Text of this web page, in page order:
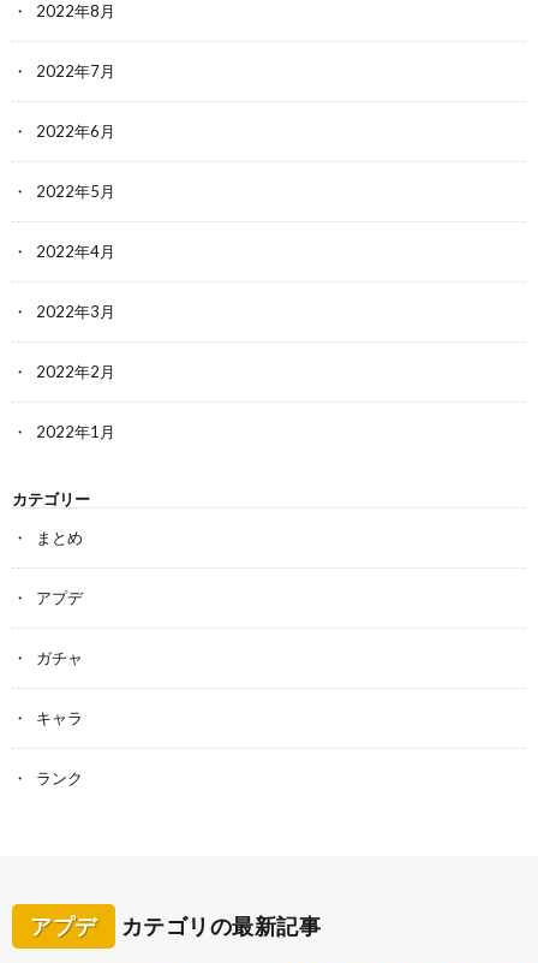
2022年8月
2022年7月
2022年6月
2022年5月
2022年4月
2022年3月
2022年2月
2022年1月
カテゴリー
まとめ
アプデ
ガチャ
キャラ
ランク
アプデ カテゴリの最新記事